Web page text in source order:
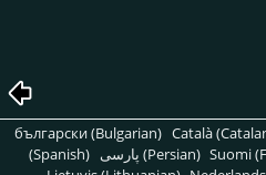
български (Bulgarian) Català
(Spanish)
پارسی (Persian) Suomi